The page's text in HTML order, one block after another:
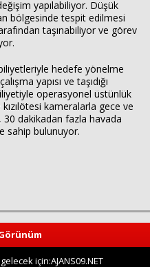
yapılabiliyor. Düşük
bölgesinde tespit edilmesi
taşınabiliyor ve görev
hedefe yönelme
yapısı ve taşıdığı
operasyonel üstünlük
kameralarla gece ve
dakikadan fazla havada
sahip bulunuyor.
için:AJANS09.NET